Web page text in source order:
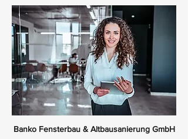
Banko Fensterbau & Altbausanierung GmbH